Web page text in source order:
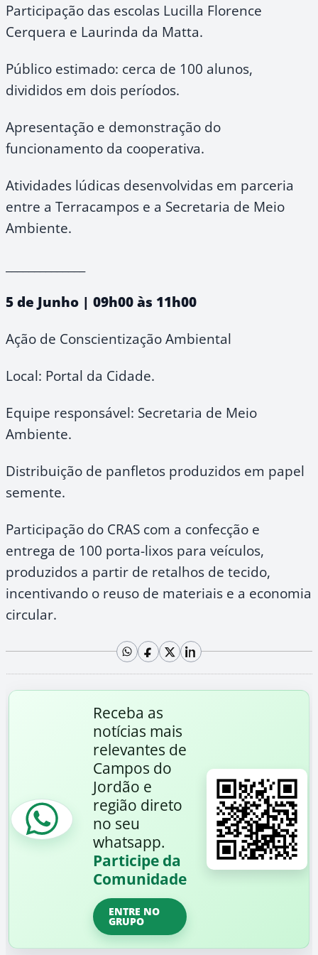
Participação das escolas Lucilla Florence
Cerquera e Laurinda da Matta.
Público estimado: cerca de 100 alunos,
divididos em dois períodos.
Apresentação e demonstração do
funcionamento da cooperativa.
Atividades lúdicas desenvolvidas em parceria
entre a Terracampos e a Secretaria de Meio
Ambiente.
5 de Junho | 09h00 às 11h00
Ação de Conscientização Ambiental
Local: Portal da Cidade.
Equipe responsável: Secretaria de Meio
Ambiente.
Distribuição de panfletos produzidos em papel
semente.
Participação do CRAS com a confecção e
entrega de 100 porta-lixos para veículos,
produzidos a partir de retalhos de tecido,
incentivando o reuso de materiais e a economia
circular.
Receba as
notícias mais
relevantes de
Campos do
Jordão e
região direto
no seu
whatsapp.
Participe da
Comunidade
ENTRE NO
GRUPO